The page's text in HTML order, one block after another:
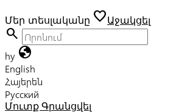
Մեր տեսլականը favoriteԱջակցել
search
hy globe
English
Հայերեն
Русский
Մուտք Գրանցվել